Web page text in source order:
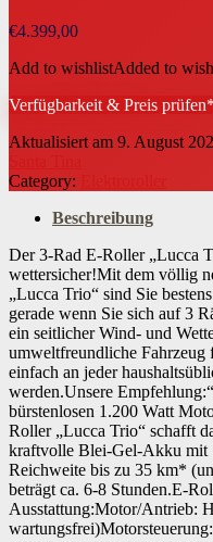
€4.399,00
Add to wishlistAdded to
Verfügbarkeit & Preis prüfen*
Aktualisiert am 9. August
Category:
Beschreibung
Der 3-Rad E-Roller „Lucca
wettersicher!Mit dem völlig
„Lucca Trio“ sind Sie
gerade wenn Sie sich auf 3
ein seitlicher Wind- und
umweltfreundliche Fahrzeug
einfach an jeder
werden.Unsere
bürstenlosen 1.200 Watt
Roller „Lucca Trio“ schafft
kraftvolle Blei-Gel-Akku mit
Reichweite bis zu 35 km*
beträgt ca. 6-8 Stunden.E-
Ausstattung:Motor/Antrieb: